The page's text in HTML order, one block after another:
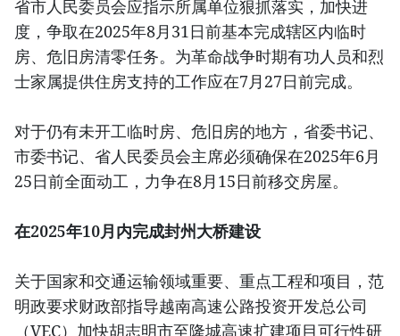
省市人民委员会应指示所属单位狠抓落实，加快进
度，争取在2025年8月31日前基本完成辖区内临时
房、危旧房清零任务。为革命战争时期有功人员和烈
士家属提供住房支持的工作应在7月27日前完成。
对于仍有未开工临时房、危旧房的地方，省委书记、
市委书记、省人民委员会主席必须确保在2025年6月
25日前全面动工，力争在8月15日前移交房屋。
在2025年10月内完成封州大桥建设
关于国家和交通运输领域重要、重点工程和项目，范
明政要求财政部指导越南高速公路投资开发总公司
（VEC）加快胡志明市至隆城高速扩建项目可行性研